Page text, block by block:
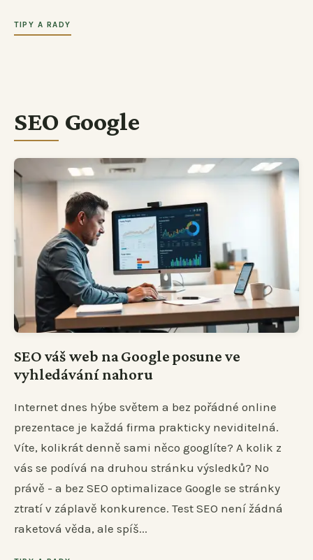
TIPY A RADY
SEO Google
SEO váš web na Google posune ve
vyhledávání nahoru
Internet dnes hýbe světem a bez pořádné online
prezentace je každá firma prakticky neviditelná.
Víte, kolikrát denně sami něco googlíte? A kolik z
vás se podívá na druhou stránku výsledků? No
právě - a bez SEO optimalizace Google se stránky
ztratí v záplavě konkurence. Test SEO není žádná
raketová věda, ale spíš...